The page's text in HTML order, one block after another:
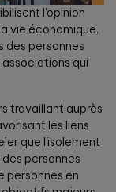
l’opinion
vie économique,
des personnes
qui
travaillant auprès
les liens
que l’isolement
des personnes
personnes en